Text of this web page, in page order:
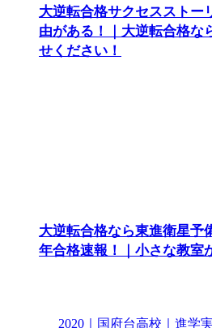
大逆転合格サクセスストー
由がある！｜大逆転合格な
せください！
大逆転合格なら東進衛星予
年合格速報！｜小さな教室
2020｜国府台高校｜進学